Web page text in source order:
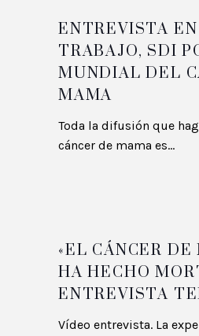
ENTREVISTA
TRABAJO, SDI
MUNDIAL DEL
MAMA
Toda la difusión que
cáncer de mama es...
«EL CÁNCER
HA HECHO
ENTREVISTA
Vídeo entrevista. La